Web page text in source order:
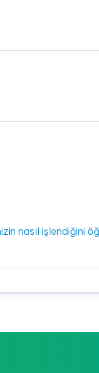
nasıl işlendiğini